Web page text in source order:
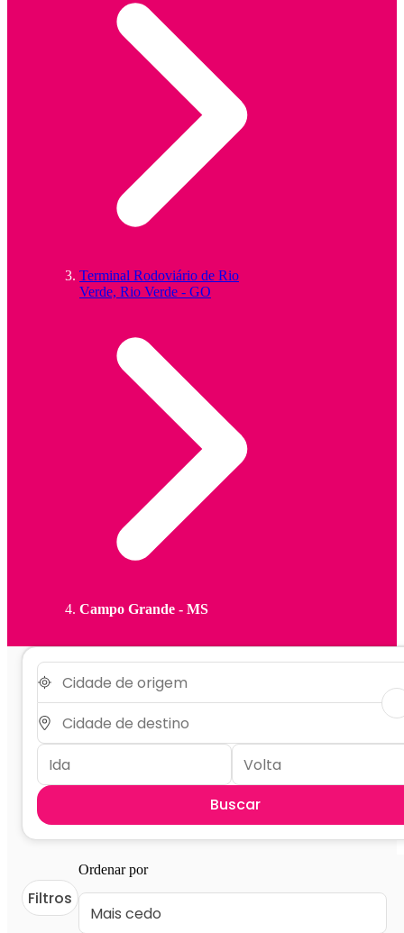
Terminal Rodoviário de Rio
Verde, Rio Verde - GO
Campo Grande - MS
Buscar
Filtros
Ordenar por